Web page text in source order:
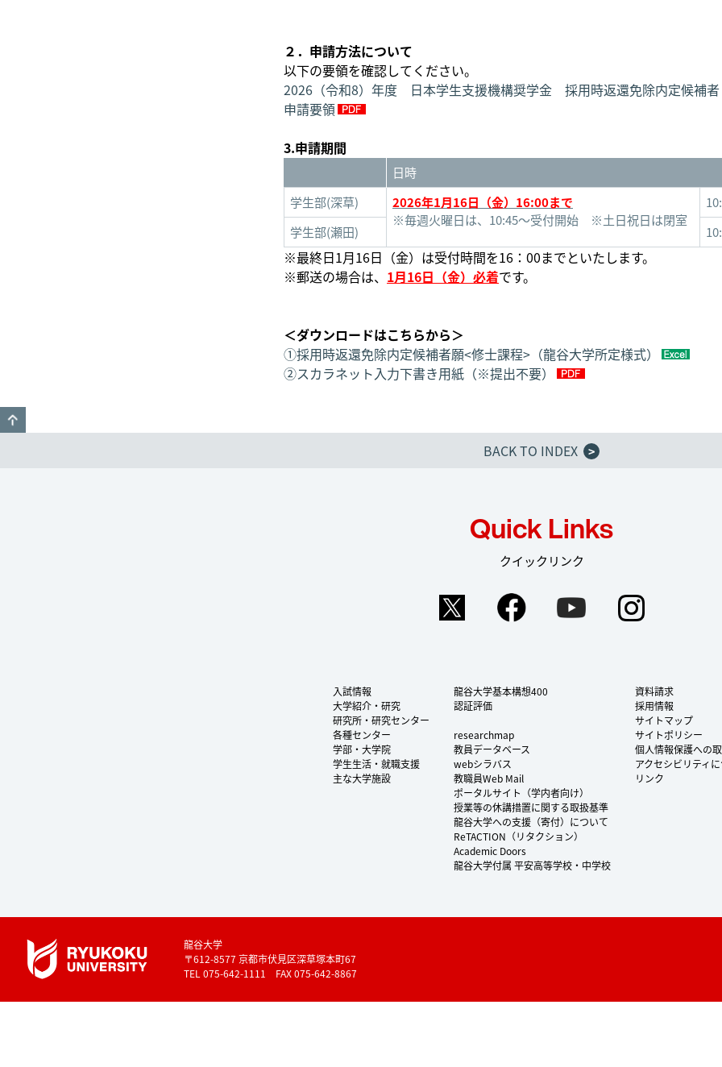
２．申請方法について
以下の要領を確認してください。
2026（令和8）年度 日本学生支援機構奨学金 採用時返還免除内定候補者
申請要領
3.申請期間
日時
学生部(深草)
2026年1月16日（金）16:00まで
※毎週火曜日は、10:45～受付開始 ※土日祝日は閉室
学生部(瀬田)
※最終日1月16日（金）は受付時間を16：00までといたします。
※郵送の場合は、 1月16日（金）必着です。
＜ダウンロードはこちらから＞
①採用時返還免除内定候補者願<修士課程>（龍谷大学所定様式）
②スカラネット入力下書き用紙（※提出不要）
BACK TO INDEX
>
Quick Links
クイックリンク
Twitter FacebookYouTube
入試情報
大学紹介・研究
研究所・研究センター
各種センター
学部・大学院
学生生活・就職支援
主な大学施設
龍谷大学基本構想400
認証評価
researchmap
教員データベース
webシラバス
教職員Web Mail
ポータルサイト（学内者向け）
授業等の休講措置に関する取扱基準
龍谷大学への支援（寄付）について
ReTACTION（リタクション）
Academic Doors
龍谷大学付属 平安高等学校・中学校
資料請求
採用情報
サイトマップ
サイトポリシー
個人情報保護への
アクセシビリティ
リンク
龍谷大学
〒612-8577 京都市伏見区深草塚本町67
TEL 075-642-1111 FAX 075-642-8867